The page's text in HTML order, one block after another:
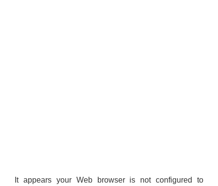
It appears your Web browser is not configured to